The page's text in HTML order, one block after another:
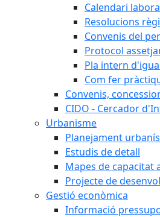
Calendari
Resolucions
Convenis del
Protocol
Pla intern
Com fer
Convenis,
CIDO - Cercador
Urbanisme
Planejament
Estudis de detall
Mapes de capacitat
Projecte de
Gestió econòmica
Informació